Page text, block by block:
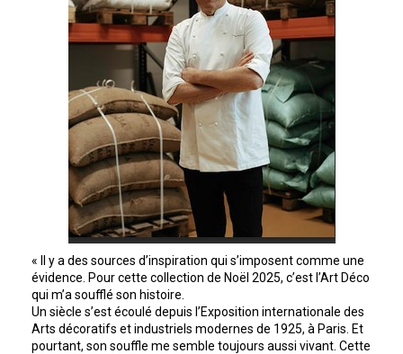
« Il y a des sources d’inspiration qui s’imposent comme une
évidence. Pour cette collection de Noël 2025, c’est l’Art Déco
qui m’a soufflé son histoire.
Un siècle s’est écoulé depuis l’Exposition internationale des
Arts décoratifs et industriels modernes de 1925, à Paris. Et
pourtant, son souffle me semble toujours aussi vivant. Cette